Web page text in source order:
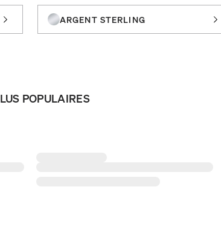
ARGENT STERLING
POPULAIRES